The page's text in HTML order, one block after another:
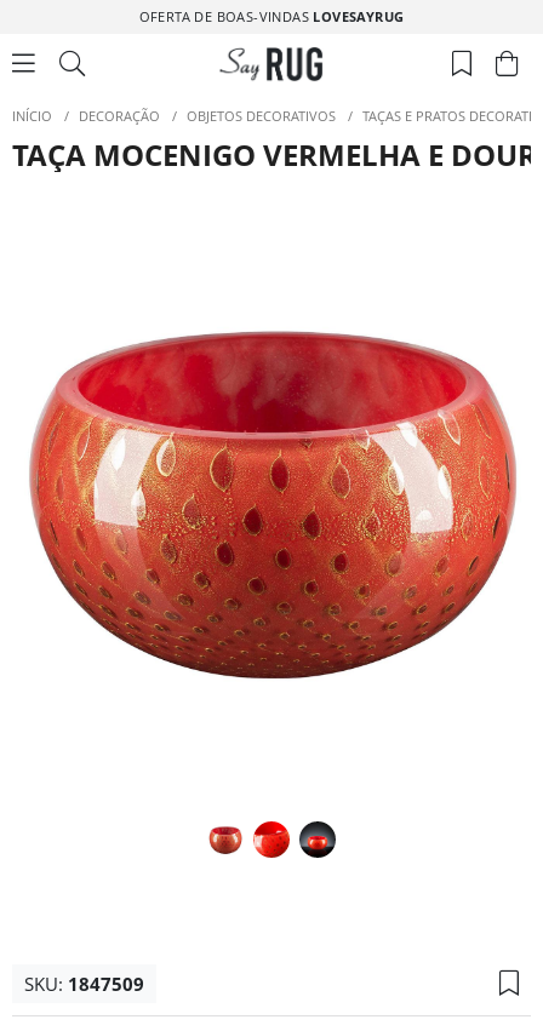
OFERTA DE BOAS-VINDAS LOVESAYRUG
INÍCIO / DECORAÇÃO / OBJETOS DECORATIVOS / TAÇAS E PRATOS
TAÇA MOCENIGO VERMELHA E
SKU: 1847509